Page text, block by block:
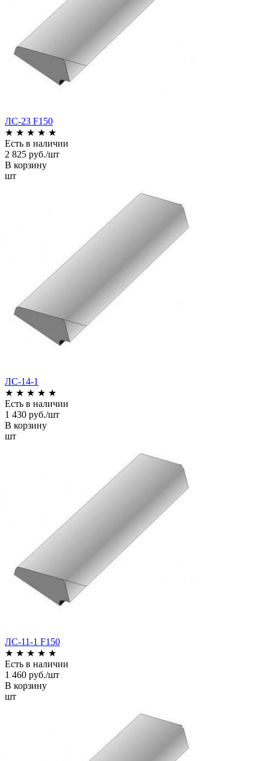
ЛС-23 F150
★ ★ ★ ★ ★
Есть в наличии
2 825 руб./шт
В корзину
шт
ЛС-14-1
★ ★ ★ ★ ★
Есть в наличии
1 430 руб./шт
В корзину
шт
ЛС-11-1 F150
★ ★ ★ ★ ★
Есть в наличии
1 460 руб./шт
В корзину
шт